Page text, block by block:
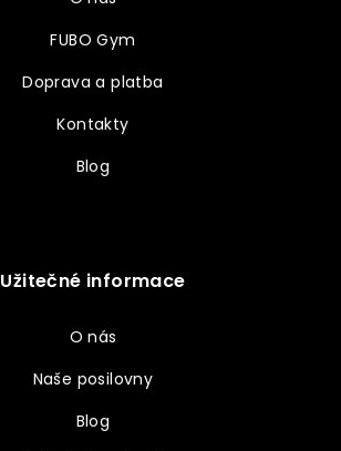
FUBO Gym
Doprava a platba
Kontakty
Blog
Užitečné informace
O nás
Naše posilovny
Blog